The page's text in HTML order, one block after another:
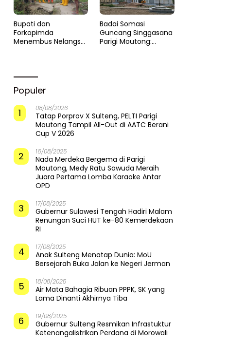
​Bupati dan
Forkopimda
Menembus Nelangsa
Sinergi
Badai Somasi
Guncang Singgasana
Parigi Moutong:
Populer
1
08/08/2026
Tatap Porprov X Sulteng, PELTI Parigi
Moutong Tampil All-Out di AATC Berani
Cup V 2026
2 16/08/2025
Nada Merdeka Bergema di Parigi
Moutong, Medy Ratu Sawuda Meraih
Juara Pertama Lomba Karaoke Antar
OPD
3 17/08/2025
Gubernur Sulawesi Tengah Hadiri Malam
Renungan Suci HUT ke-80 Kemerdekaan
RI
4 17/08/2025
Anak Sulteng Menatap Dunia: MoU
Bersejarah Buka Jalan ke Negeri Jerman
5 18/08/2025
Air Mata Bahagia Ribuan PPPK, SK yang
Lama Dinanti Akhirnya Tiba
6 19/08/2025
Gubernur Sulteng Resmikan Infrastuktur
Ketenangalistrikan Perdana di Morowali